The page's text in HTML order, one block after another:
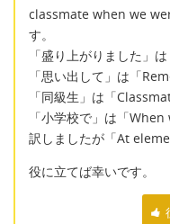
classmate when we
す。
「盛り上がりました」
「思い出して」は「
「同級生」は「
「小学校で」は「
訳しましたが「At
役に立てば幸いです。